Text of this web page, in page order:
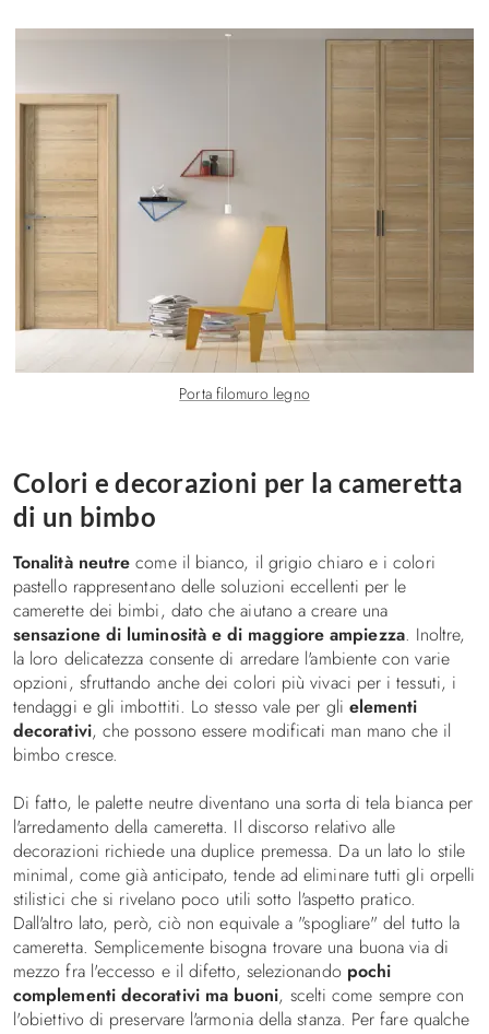
Porta filomuro legno
Colori e decorazioni per la cameretta
di un bimbo
Tonalità neutrecome il bianco, il grigio chiaro e i colori
pastello rappresentano delle soluzioni eccellenti per le
camerette dei bimbi, dato che aiutano a creare una
sensazione di luminosità e di maggiore ampiezza. Inoltre,
la loro delicatezza consente di arredare l'ambiente con varie
opzioni, sfruttando anche dei colori più vivaci per i tessuti, i
tendaggi e gli imbottiti. Lo stesso vale per gli elementi
decorativi, che possono essere modificati man mano che il
bimbo cresce.
Di fatto, le palette neutre diventano una sorta di tela bianca per
l'arredamento della cameretta. Il discorso relativo alle
decorazioni richiede una duplice premessa. Da un lato lo stile
minimal, come già anticipato, tende ad eliminare tutti gli orpelli
stilistici che si rivelano poco utili sotto l'aspetto pratico.
Dall'altro lato, però, ciò non equivale a "spogliare" del tutto la
cameretta. Semplicemente bisogna trovare una buona via di
mezzo fra l'eccesso e il difetto, selezionando pochi
complementi decorativi ma buoni, scelti come sempre con
l'obiettivo di preservare l'armonia della stanza. Per fare qualche